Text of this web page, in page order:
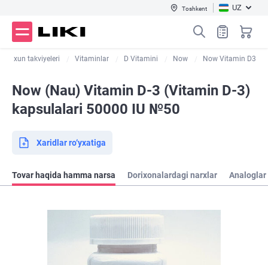
Toshkent UZ
va xun takviyeleri Vitaminlar D Vitamini Now Now Vitamin D3
Now (Nau) Vitamin D-3 (Vitamin D-3)
kapsulalari 50000 IU №50
Xaridlar ro‘yxatiga
Tovar haqida hamma narsa Dorixonalardagi narxlar Analoglar